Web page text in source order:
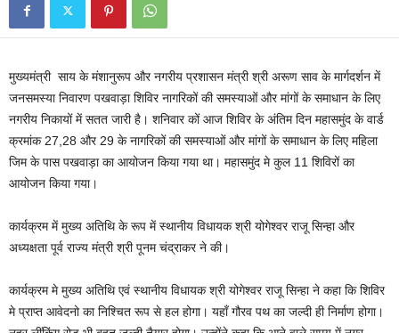
मुख्यमंत्री साय के मंशानुरूप और नगरीय प्रशासन मंत्री श्री अरूण साव के मार्गदर्शन में
जनसमस्या निवारण पखवाड़ा शिविर नागरिकों की समस्याओं और मांगों के समाधान के लिए
नगरीय निकायों में सतत जारी है। शनिवार कों आज शिविर के अंतिम दिन महासमुंद के वार्ड
क्रमांक 27,28 और 29 के नागरिकों की समस्याओं और मांगों के समाधान के लिए महिला
जिम के पास पखवाड़ा का आयोजन किया गया था। महासमुंद मे कुल 11 शिविरों का
आयोजन किया गया।
कार्यक्रम में मुख्य अतिथि के रूप में स्थानीय विधायक श्री योगेश्वर राजू सिन्हा और
अध्यक्षता पूर्व राज्य मंत्री श्री पूनम चंद्राकर ने की।
कार्यक्रम मे मुख्य अतिथि एवं स्थानीय विधायक श्री योगेश्वर राजू सिन्हा ने कहा कि शिविर
मे प्राप्त आवेदनो का निश्चित रूप से हल होगा। यहाँ गौरव पथ का जल्दी ही निर्माण होगा।